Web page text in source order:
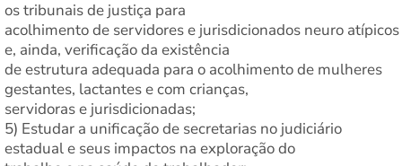
os tribunais de justiça para
acolhimento de servidores e jurisdicionados neuro atípicos
e, ainda, verificação da existência
de estrutura adequada para o acolhimento de mulheres
gestantes, lactantes e com crianças,
servidoras e jurisdicionadas;
5) Estudar a unificação de secretarias no judiciário
estadual e seus impactos na exploração do